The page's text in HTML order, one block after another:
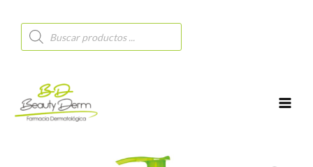
Búsqueda
de
productos